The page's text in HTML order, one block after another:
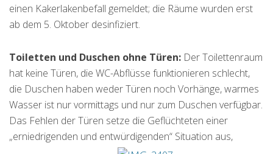
einen Kakerlakenbefall gemeldet; die Räume wurden erst
ab dem 5. Oktober desinfiziert.
Toiletten und Duschen ohne Türen: Der Toilettenraum
hat keine Türen, die WC-Abflüsse funktionieren schlecht,
die Duschen haben weder Türen noch Vorhänge, warmes
Wasser ist nur vormittags und nur zum Duschen verfügbar.
Das Fehlen der Türen setze die Geflüchteten einer
„erniedrigenden und entwürdigenden“ Situation aus,